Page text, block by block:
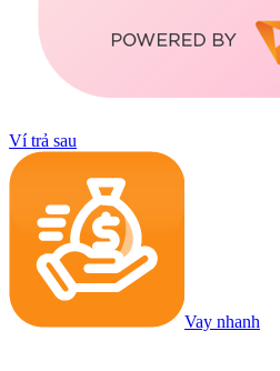
Ví trả sau
Vay nhanh